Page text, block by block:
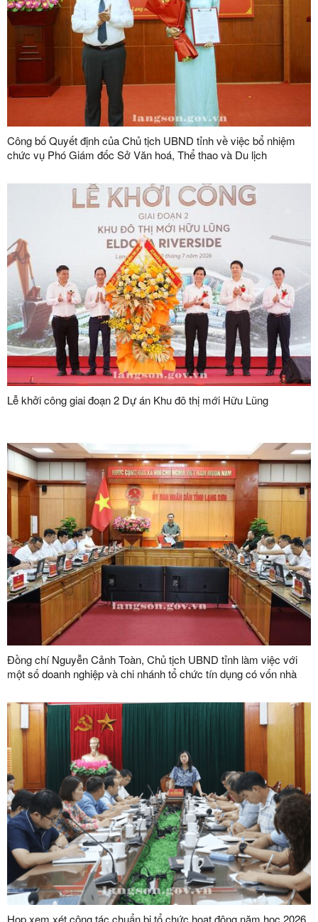
Công bố Quyết định của Chủ tịch UBND tỉnh về việc bổ nhiệm
chức vụ Phó Giám đốc Sở Văn hoá, Thể thao và Du lịch
Lễ khởi công giai đoạn 2 Dự án Khu đô thị mới Hữu Lũng
Đồng chí Nguyễn Cảnh Toàn, Chủ tịch UBND tỉnh làm việc với
một số doanh nghiệp và chi nhánh tổ chức tín dụng có vốn nhà
Họp xem xét công tác chuẩn bị tổ chức hoạt động năm học 2026